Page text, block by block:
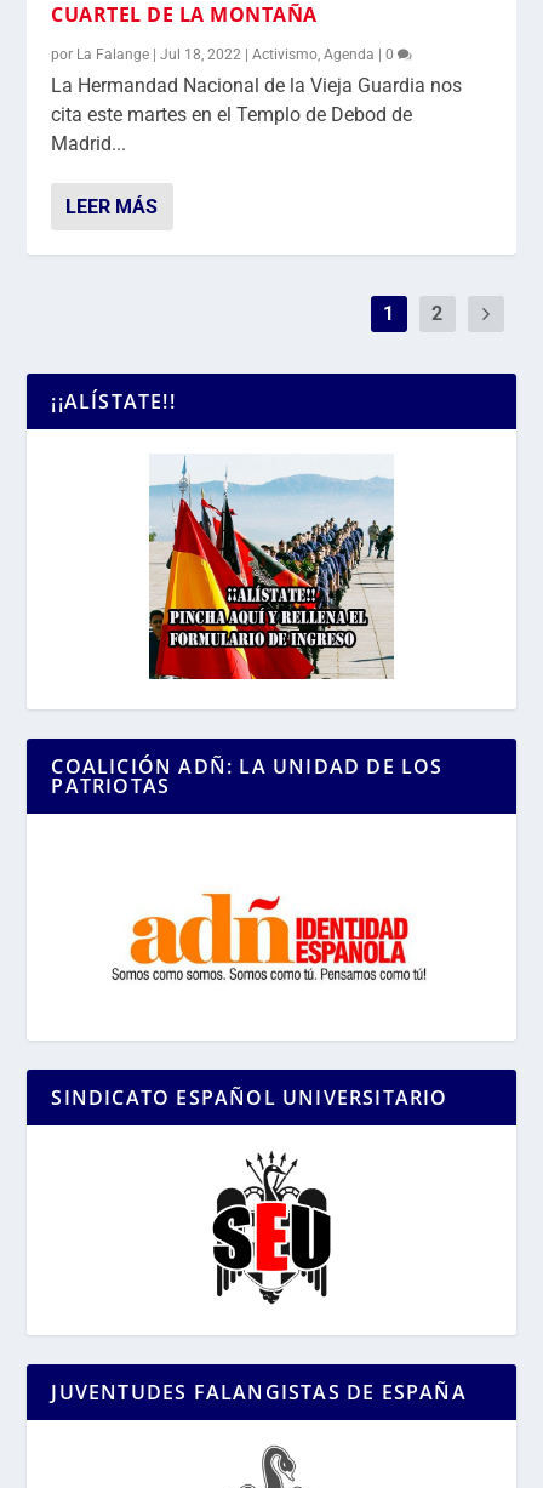
CUARTEL DE LA MONTAÑA
por La Falange |Jul 18, 2022 |Activismo,Agenda |0
La Hermandad Nacional de la Vieja Guardia nos
cita este martes en el Templo de Debod de
Madrid...
LEER MÁS
1 2
¡¡ALÍSTATE!!
COALICIÓN ADÑ: LA UNIDAD DE LOS
PATRIOTAS
SINDICATO ESPAÑOL UNIVERSITARIO
JUVENTUDES FALANGISTAS DE ESPAÑA